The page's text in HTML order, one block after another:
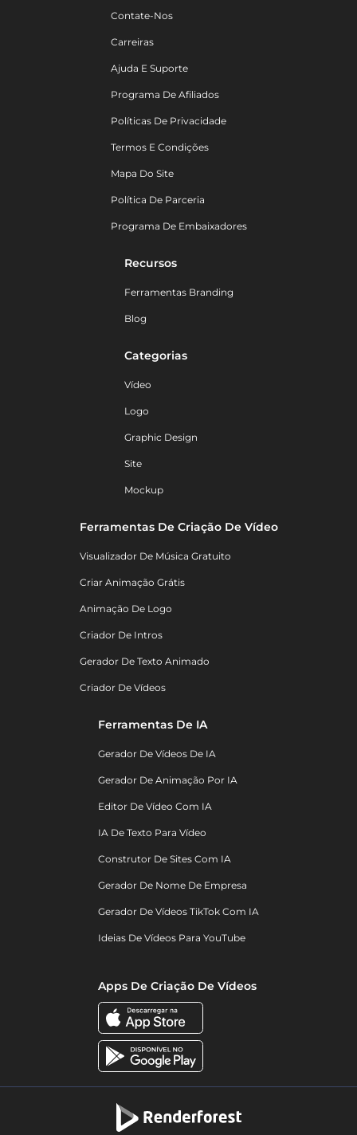
Contate-Nos
Carreiras
Ajuda E Suporte
Programa De Afiliados
Políticas De Privacidade
Termos E Condições
Mapa Do Site
Política De Parceria
Programa De Embaixadores
Recursos
Ferramentas Branding
Blog
Categorias
Vídeo
Logo
Graphic Design
Site
Mockup
Ferramentas De Criação De Vídeo
Visualizador De Música Gratuito
Criar Animação Grátis
Animação De Logo
Criador De Intros
Gerador De Texto Animado
Criador De Vídeos
Ferramentas De IA
Gerador De Vídeos De IA
Gerador De Animação Por IA
Editor De Vídeo Com IA
IA De Texto Para Vídeo
Construtor De Sites Com IA
Gerador De Nome De Empresa
Gerador De Vídeos TikTok Com IA
Ideias De Vídeos Para YouTube
Apps De Criação De Vídeos